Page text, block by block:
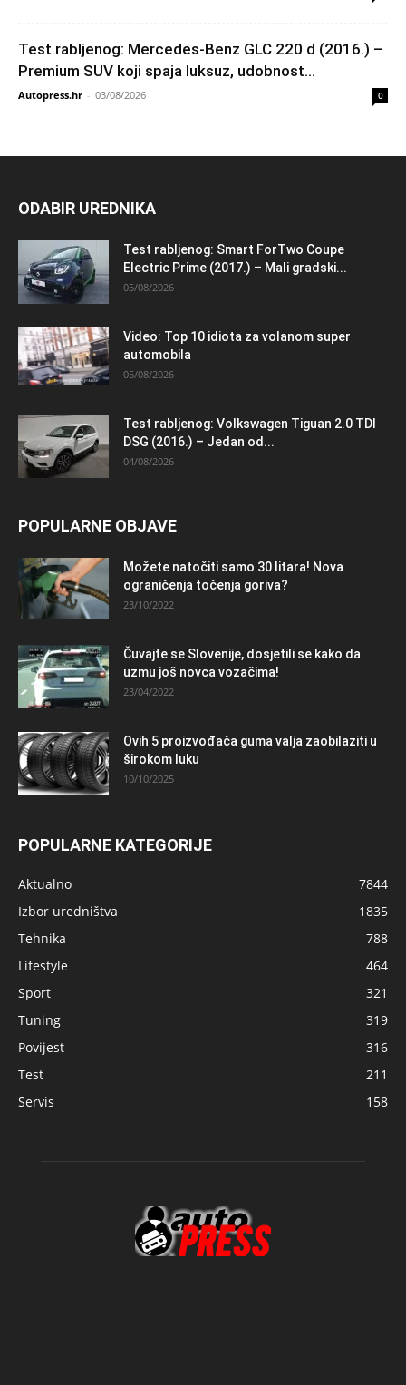
Test rabljenog: Mercedes-Benz GLC 220 d (2016.) –
Premium SUV koji spaja luksuz, udobnost...
Autopress.hr - 03/08/2026 0
ODABIR UREDNIKA
Test rabljenog: Smart ForTwo Coupe
Electric Prime (2017.) – Mali gradski...
05/08/2026
Video: Top 10 idiota za volanom super
automobila
05/08/2026
Test rabljenog: Volkswagen Tiguan 2.0 TDI
DSG (2016.) – Jedan od...
04/08/2026
POPULARNE OBJAVE
Možete natočiti samo 30 litara! Nova
ograničenja točenja goriva?
23/10/2022
Čuvajte se Slovenije, dosjetili se kako da
uzmu još novca vozačima!
23/04/2022
Ovih 5 proizvođača guma valja zaobilaziti u
širokom luku
10/10/2025
POPULARNE KATEGORIJE
Aktualno
7844
Izbor uredništva
1835
Tehnika
788
Lifestyle
464
Sport
321
Tuning
319
Povijest
316
Test
211
Servis
158